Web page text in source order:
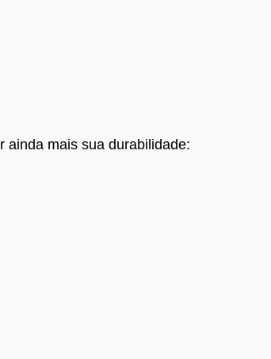
ainda mais sua durabilidade: